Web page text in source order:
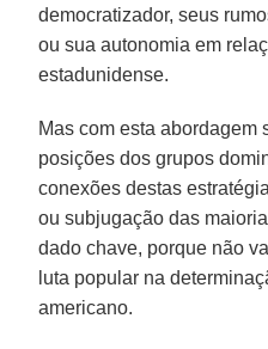
democratizador, seus
ou sua autonomia em
estadunidense.
Mas com esta abordagem
posições dos grupos
conexões destas
ou subjugação das
dado chave, porque não
luta popular na
americano.